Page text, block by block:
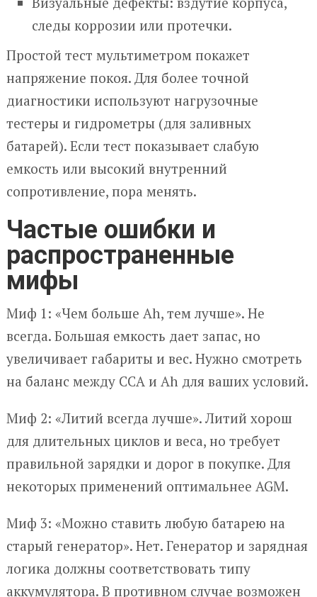
следы коррозии или протечки.
Простой тест мультиметром покажет
напряжение покоя. Для более точной
диагностики используют нагрузочные
тестеры и гидрометры (для заливных
батарей). Если тест показывает слабую
емкость или высокий внутренний
сопротивление, пора менять.
Частые ошибки и
распространенные
мифы
Миф 1: «Чем больше Ah, тем лучше». Не
всегда. Большая емкость дает запас, но
увеличивает габариты и вес. Нужно смотреть
на баланс между CCA и Ah для ваших условий.
Миф 2: «Литий всегда лучше». Литий хорош
для длительных циклов и веса, но требует
правильной зарядки и дорог в покупке. Для
некоторых применений оптимальнее AGM.
Миф 3: «Можно ставить любую батарею на
старый генератор». Нет. Генератор и зарядная
логика должны соответствовать типу
аккумулятора. В противном случае возможен